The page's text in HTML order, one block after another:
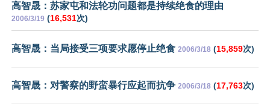
高智晟：苏家屯和法轮功问题都是持续绝食的理由
2006/3/19 (16,531次)
高智晟：当局接受三项要求愿停止绝食 2006/3/18 (15,859次)
高智晟：对警察的野蛮暴行应起而抗争 2006/3/18 (17,763次)